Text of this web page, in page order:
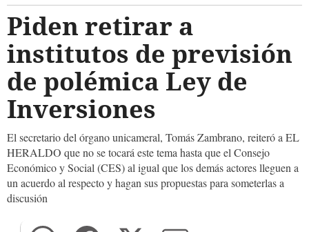
Piden retirar a
institutos de previsión
de polémica Ley de
Inversiones
El secretario del órgano unicameral, Tomás Zambrano, reiteró a EL
HERALDO que no se tocará este tema hasta que el Consejo
Económico y Social (CES) al igual que los demás actores lleguen a
un acuerdo al respecto y hagan sus propuestas para someterlas a
discusión